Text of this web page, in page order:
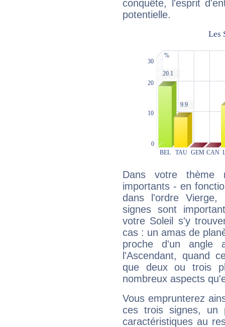
conquête, l'esprit
potentielle.
Dans votre thème
importants - en
dans l'ordre Vierge,
signes sont
votre Soleil s'y
cas : un amas de
proche d'un
l'Ascendant, quand
que deux ou trois
nombreux aspects
Vous emprunterez
ces trois signes, un
caractéristiques au